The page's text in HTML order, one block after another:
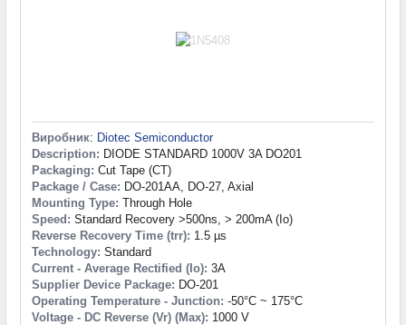
Виробник: Diotec Semiconductor
Description: DIODE STANDARD 1000V 3A DO201
Packaging: Cut Tape (CT)
Package / Case: DO-201AA, DO-27, Axial
Mounting Type: Through Hole
Speed: Standard Recovery >500ns, > 200mA (Io)
Reverse Recovery Time (trr): 1.5 µs
Technology: Standard
Current - Average Rectified (Io): 3A
Supplier Device Package: DO-201
Operating Temperature - Junction: -50°C ~ 175°C
Voltage - DC Reverse (Vr) (Max): 1000 V